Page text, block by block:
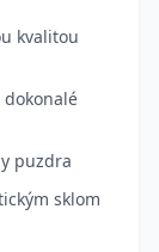
kvalitou
dokonalé
puzdra
sklom